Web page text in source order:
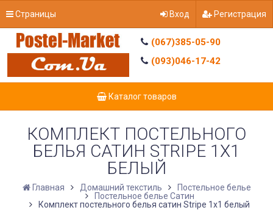
Страницы Вход Регистрация
(067)385-05-90
(093)046-17-42
Каталог товаров
КОМПЛЕКТ ПОСТЕЛЬНОГО
БЕЛЬЯ САТИН STRIPE 1Х1
БЕЛЫЙ
Главная Домашний текстиль
Постельное белье
Постельное белье Сатин
Комплект постельного белья сатин Stripe 1х1 белый